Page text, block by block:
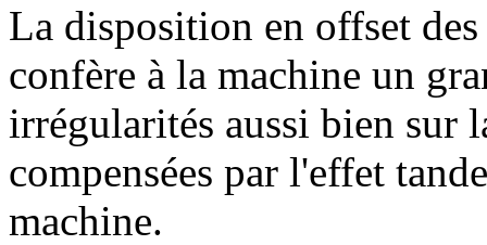
La disposition en offset
confère à la machine un
irrégularités aussi bien sur
compensées par l'effet
machine.